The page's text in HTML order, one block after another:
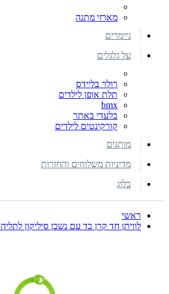
מארזי מתנה
גיימרים
על גלגלים
רולר בליידס
תלת אופן לילדים
bmx
בלעדי באתר
קורקינטים לילדים
מותגים
מדיניות משלוחים והחזרות
בלוג
ראשי
לוויתן חד קרן בד עם נשכן סיליקון לתליה Infantino